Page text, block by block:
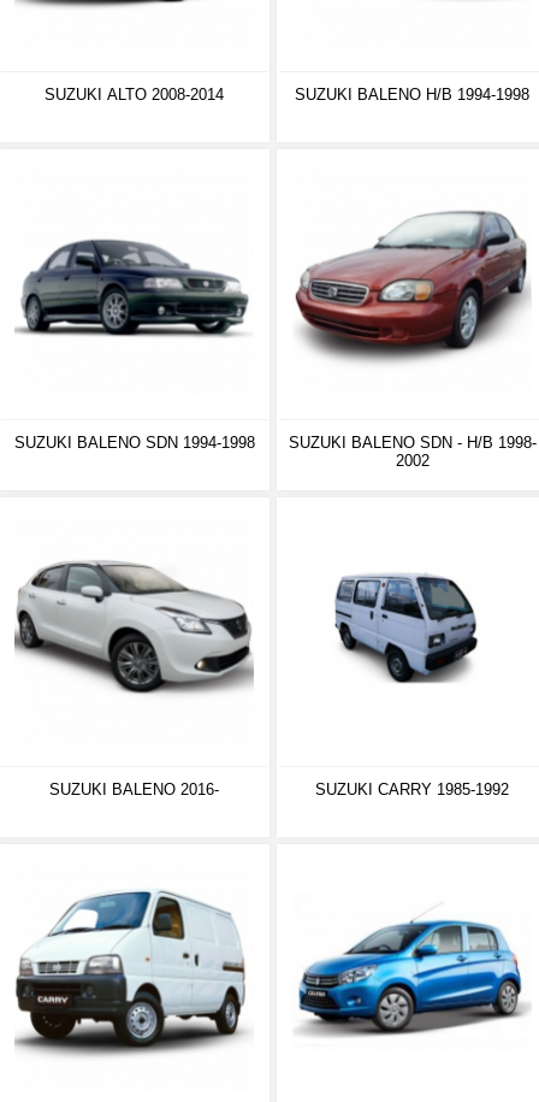
SUZUKI ALTO 2008-2014 SUZUKI BALENO H/B 1994-1998
SUZUKI BALENO SDN 1994-1998
SUZUKI BALENO SDN - H/B 1998-
2002
SUZUKI BALENO 2016- SUZUKI CARRY 1985-1992